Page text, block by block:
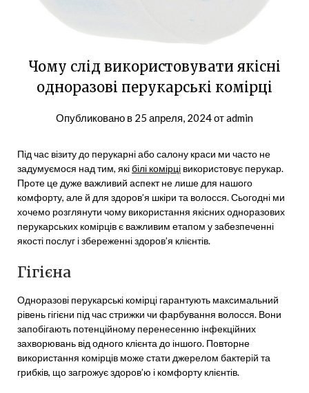
Чому слід використовувати якісні
одноразові перукарські комірці
Опубликовано в 25 апреля, 2024отadmin
Під час візиту до перукарні або салону краси ми часто не
задумуємося над тим, якібілі комірці використовує перукар.
Проте це дуже важливий аспект не лише для нашого
комфорту, але й для здоров’я шкіри та волосся. Сьогодні ми
хочемо розглянути чому використання якісних одноразових
перукарських комірців є важливим етапом у забезпеченні
якості послуг і збереженні здоров’я клієнтів.
Гігієна
Одноразові перукарські комірці гарантують максимальний
рівень гігієни під час стрижки чи фарбування волосся. Вони
запобігають потенційному перенесенню інфекційних
захворювань від одного клієнта до іншого. Повторне
використання комірців може стати джерелом бактерій та
грибків, що загрожує здоров’ю і комфорту клієнтів.